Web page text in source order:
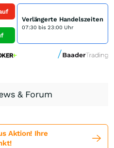
Verlängerte Handelszeiten
07:30 bis 23:00 Uhr
& Forum
Aktion! Ihre